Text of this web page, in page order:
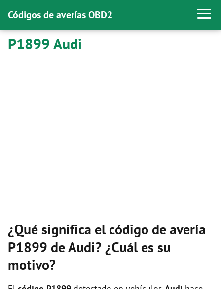
Códigos de averías OBD2
P1899 Audi
¿Qué significa el código de avería
P1899 de Audi? ¿Cuál es su
motivo?